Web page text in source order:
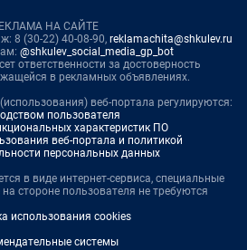
НА САЙТЕ
8 (30-22) 40-08-90, reklamachita@shkulev.ru
@shkulev_social_media_gp_bot
ответственности за достоверность
в рекламных объявлениях.
веб-портала регулируются:
пользователя
характеристик ПО
веб-портала и политикой
персональных данных
в виде интернет-сервиса, специальные
стороне пользователя не требуются
использования cookies
системы